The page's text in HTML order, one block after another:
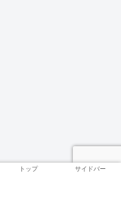
トップ サイドバー